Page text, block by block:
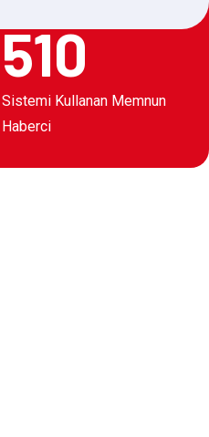
510
Sistemi Kullanan Memnun
Haberci